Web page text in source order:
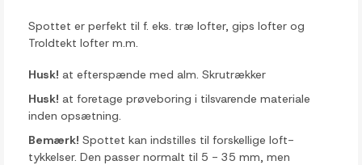
Spottet er perfekt til f. eks. træ lofter, gips lofter og
Troldtekt lofter m.m.
Husk! at efterspænde med alm. Skrutrækker
Husk! at foretage prøveboring i tilsvarende materiale
inden opsætning.
Bemærk! Spottet kan indstilles til forskellige loft-
tykkelser. Den passer normalt til 5 - 35 mm, men